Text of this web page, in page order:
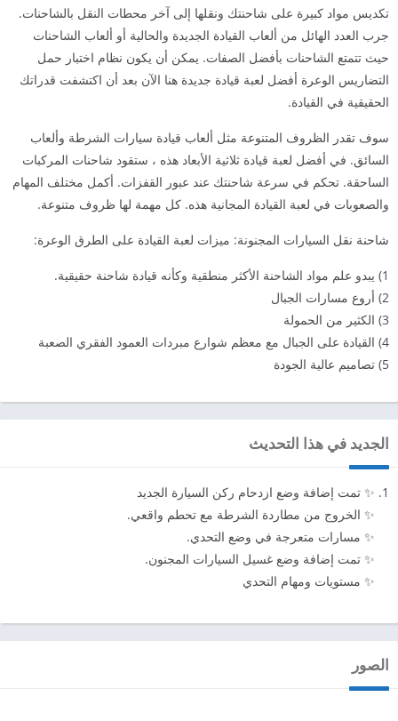
تكديس مواد كبيرة على شاحنتك ونقلها إلى آخر محطات النقل بالشاحنات.
جرب العدد الهائل من ألعاب القيادة الجديدة والحالية أو ألعاب الشاحنات
حيث تتمتع الشاحنات بأفضل الصفات. يمكن أن يكون نظام اختبار حمل
التضاريس الوعرة أفضل لعبة قيادة جديدة هنا الآن بعد أن اكتشفت قدراتك
الحقيقية في القيادة.
سوف تقدر الظروف المتنوعة مثل ألعاب قيادة سيارات الشرطة وألعاب
السائق. في أفضل لعبة قيادة ثلاثية الأبعاد هذه ، ستقود شاحنات المركبات
الساحقة. تحكم في سرعة شاحنتك عند عبور القفزات. أكمل مختلف المهام
والصعوبات في لعبة القيادة المجانية هذه. كل مهمة لها ظروف متنوعة.
شاحنة نقل السيارات المجنونة: ميزات لعبة القيادة على الطرق الوعرة:
1) يبدو علم مواد الشاحنة الأكثر منطقية وكأنه قيادة شاحنة حقيقية.
2) أروع مسارات الجبال
3) الكثير من الحمولة
4) القيادة على الجبال مع معظم شوارع مبردات العمود الفقري الصعبة
5) تصاميم عالية الجودة
الجديد في هذا التحديث
✨ تمت إضافة وضع ازدحام ركن السيارة الجديد
✨ الخروج من مطاردة الشرطة مع تحطم واقعي.
✨ مسارات متعرجة في وضع التحدي.
✨ تمت إضافة وضع غسيل السيارات المجنون.
✨ مستويات ومهام التحدي
الصور